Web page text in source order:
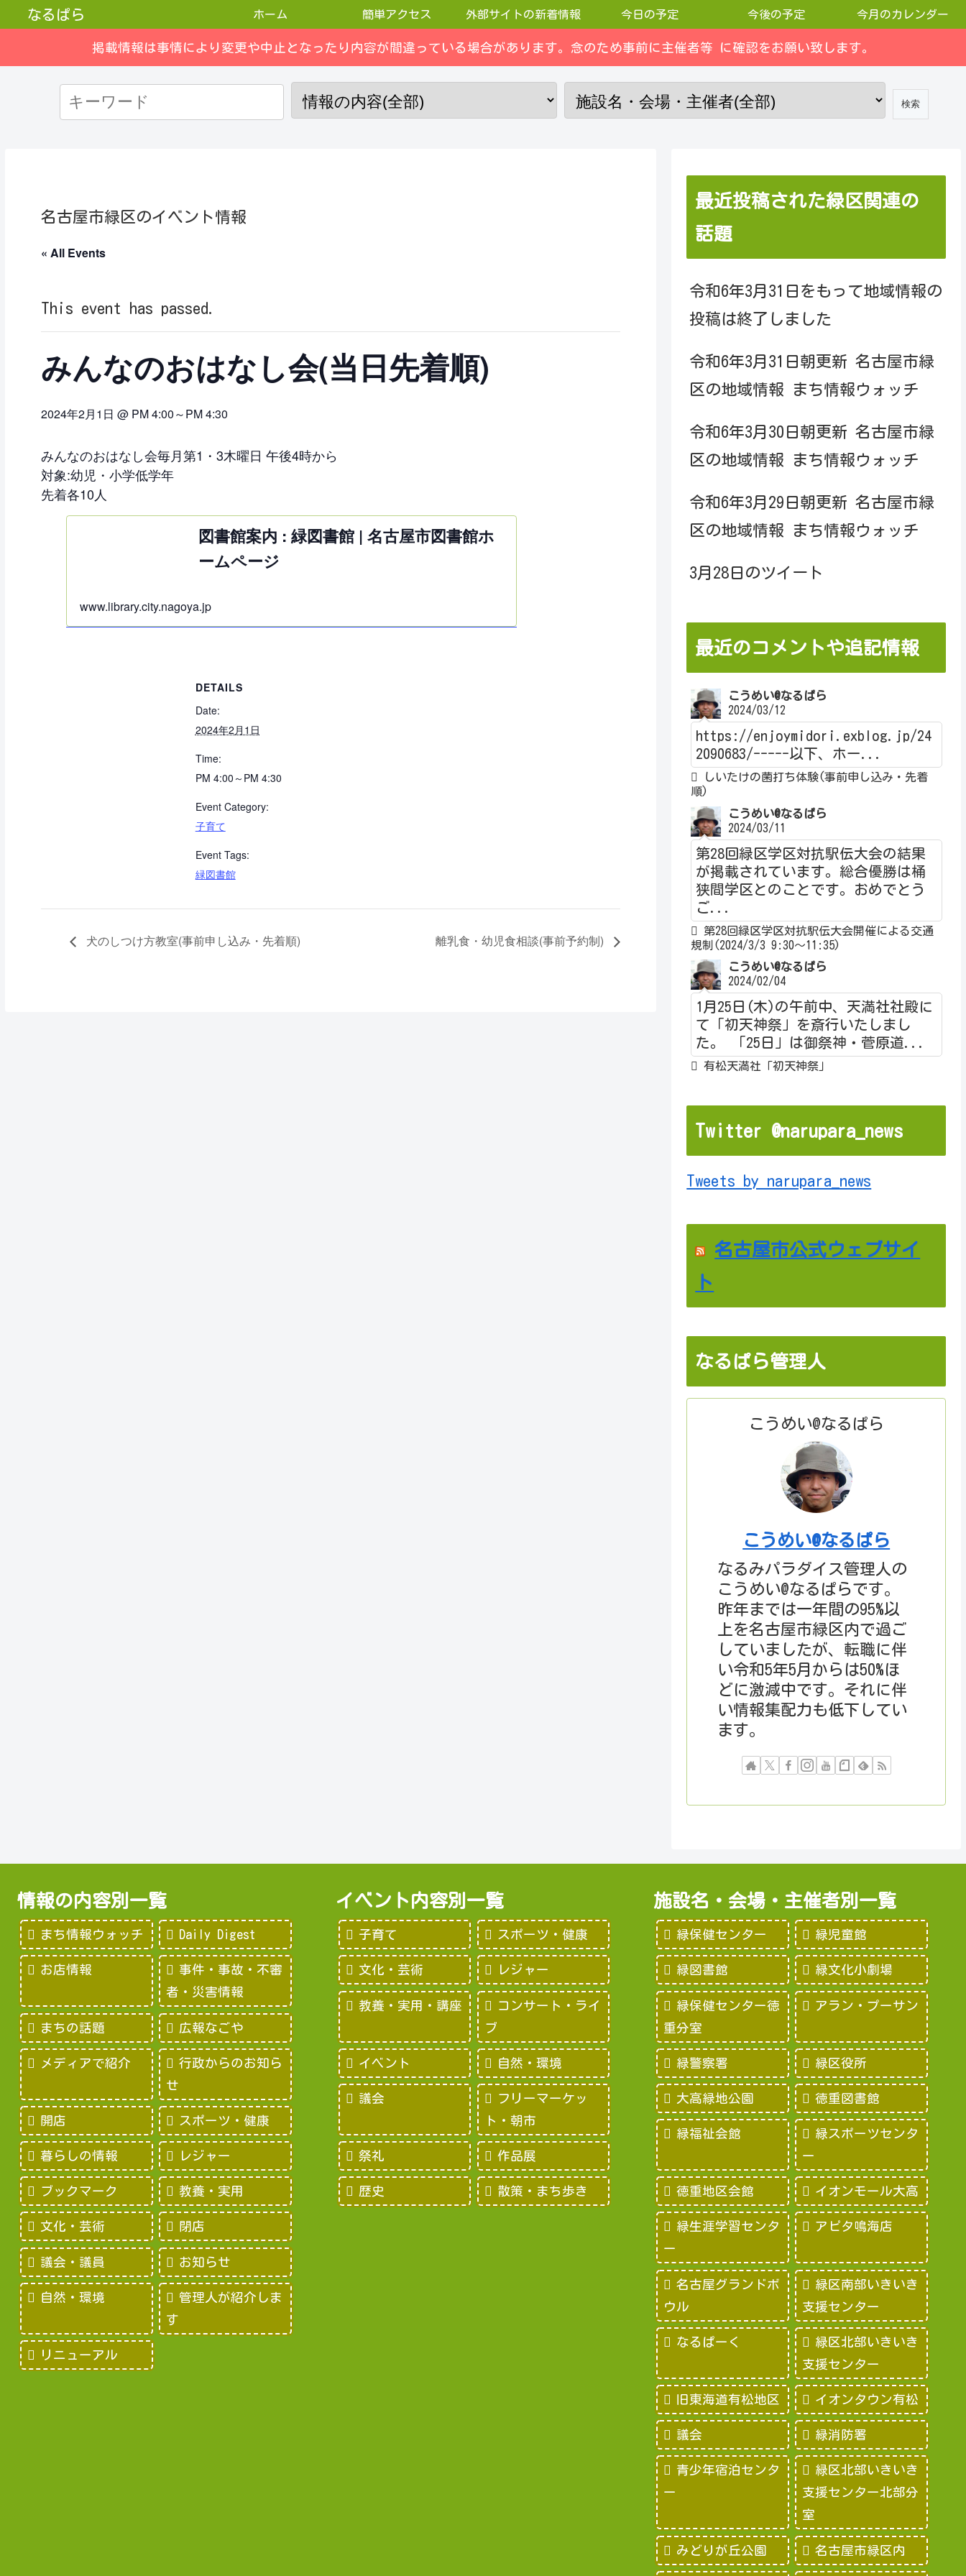
なるぱら ホーム 簡単アクセス 外部サイトの新着情報 今日の予定 今後の予定 今月のカレンダー
掲載情報は事情により変更や中止となったり内容が間違っている場合があります。念のため事前に主催者等 に確認をお願い致します。
名古屋市緑区のイベント情報
« All Events
This event has passed.
みんなのおはなし会(当日先着順)
2024年2月1日 @ PM 4:00～PM 4:30
みんなのおはなし会毎月第1・3木曜日 午後4時から
対象:幼児・小学低学年
先着各10人
図書館案内 : 緑図書館 | 名古屋市図書館ホ
ームページ
www.library.city.nagoya.jp
DETAILS
Date:
2024年2月1日
Time:
PM 4:00～PM 4:30
Event Category:
子育て
Event Tags:
緑図書館
犬のしつけ方教室(事前申し込み・先着順) 離乳食・幼児食相談(事前予約制)
最近投稿された緑区関連の
話題
令和6年3月31日をもって地域情報の
投稿は終了しました
令和6年3月31日朝更新 名古屋市緑
区の地域情報 まち情報ウォッチ
令和6年3月30日朝更新 名古屋市緑
区の地域情報 まち情報ウォッチ
令和6年3月29日朝更新 名古屋市緑
区の地域情報 まち情報ウォッチ
3月28日のツイート
最近のコメントや追記情報
こうめい@なるぱら
2024/03/12
https://enjoymidori.exblog.jp/24
2090683/-----以下、ホー...
しいたけの菌打ち体験(事前申し込み・先着
順)
こうめい@なるぱら
2024/03/11
第28回緑区学区対抗駅伝大会の結果
が掲載されています。総合優勝は桶
狭間学区とのことです。おめでとう
ご...
第28回緑区学区対抗駅伝大会開催による交通
規制(2024/3/3 9:30～11:35)
こうめい@なるぱら
2024/02/04
1月25日(木)の午前中、天満社社殿に
て「初天神祭」を斎行いたしまし
た。 「25日」は御祭神・菅原道...
有松天満社「初天神祭」
Twitter @narupara_news
Tweets by narupara_news
名古屋市公式ウェブサイ
ト
なるぱら管理人
こうめい@なるぱら
こうめい@なるぱら
なるみパラダイス管理人の
こうめい@なるぱらです。
昨年までは一年間の95%以
上を名古屋市緑区内で過ご
していましたが、転職に伴
い令和5年5月からは50%ほ
どに激減中です。それに伴
い情報集配力も低下してい
ます。
情報の内容別一覧
まち情報ウォッチ Daily Digest
お店情報
事件・事故・不審
者・災害情報
まちの話題 広報なごや
メディアで紹介
行政からのお知ら
せ
開店 スポーツ・健康
暮らしの情報 レジャー
ブックマーク 教養・実用
文化・芸術 閉店
議会・議員 お知らせ
自然・環境
管理人が紹介しま
す
リニューアル
イベント内容別一覧
子育て スポーツ・健康
文化・芸術 レジャー
教養・実用・講座
コンサート・ライ
ブ
イベント 自然・環境
議会
フリーマーケッ
ト・朝市
祭礼 作品展
歴史 散策・まち歩き
施設名・会場・主催者別一覧
緑保健センター 緑児童館
緑図書館 緑文化小劇場
緑保健センター徳
重分室
アラン・プーサン
緑警察署 緑区役所
大高緑地公園 徳重図書館
緑福祉会館
緑スポーツセンタ
ー
徳重地区会館 イオンモール大高
緑生涯学習センタ
ー
アピタ鳴海店
名古屋グランドボ
ウル
緑区南部いきいき
支援センター
なるぱーく
緑区北部いきいき
支援センター
旧東海道有松地区 イオンタウン有松
議会 緑消防署
青少年宿泊センタ
ー
緑区北部いきいき
支援センター北部分
室
みどりが丘公園 名古屋市緑区内